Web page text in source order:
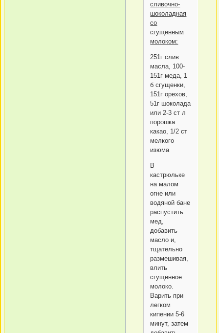
сливочно-
шоколадная
со
сгущенным
молоком:
251г слив
масла, 100-
151г меда, 1
б сгущенки,
151г орехов,
51г шоколада
или 2-3 ст л
порошка
какао, 1/2 ст
мелкого
изюма
В
кастрюльке
на малом
огне или
водяной бане
распустить
мед,
добавить
масло и,
тщательно
размешивая,
влить
сгущенное
молоко.
Варить при
легком
кипении 5-6
минут, затем